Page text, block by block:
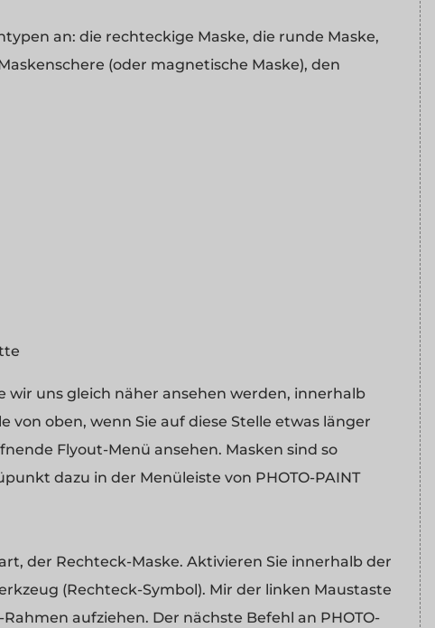
an: die rechteckige Maske, die runde Maske,
(oder magnetische Maske), den
wir uns gleich näher ansehen werden, innerhalb
oben, wenn Sie auf diese Stelle etwas länger
Flyout-Menü ansehen. Masken sind so
dazu in der Menüleiste von PHOTO-PAINT
der Rechteck-Maske. Aktivieren Sie innerhalb der
(Rechteck-Symbol). Mir der linken Maustaste
aufziehen. Der nächste Befehl an PHOTO-